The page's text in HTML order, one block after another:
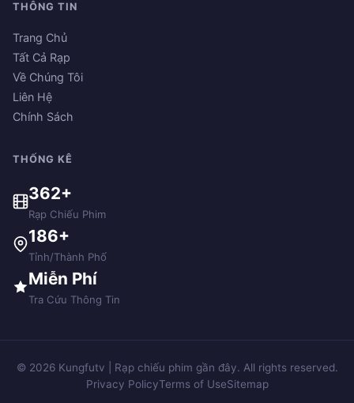
THÔNG TIN
Trang Chủ
Tất Cả Rạp
Về Chúng Tôi
Liên Hệ
Chính Sách
THỐNG KÊ
362+
Rạp Chiếu Phim
186+
Tỉnh/Thành Phố
Miễn Phí
Tra Cứu Thông Tin
© 2026 Kungfutv | Rạp chiếu phim gần đây. All rights reserved.
Privacy PolicyTerms of UseSitemap